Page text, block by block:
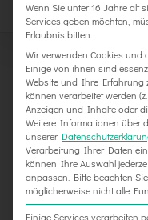
Image
Wenn Sie unter 16 Jahre
Services geben möchten,
Erlaubnis bitten.
Wir verwenden Cookies und
Einige von ihnen sind
Website und Ihre Erfahrung
können verarbeitet werden
Anzeigen und Inhalte oder
Weitere Informationen über
unserer
Verarbeitung Ihrer Daten
können Ihre Auswahl
anpassen. Bitte beachten
möglicherweise nicht alle
Einige Services verarbeiten